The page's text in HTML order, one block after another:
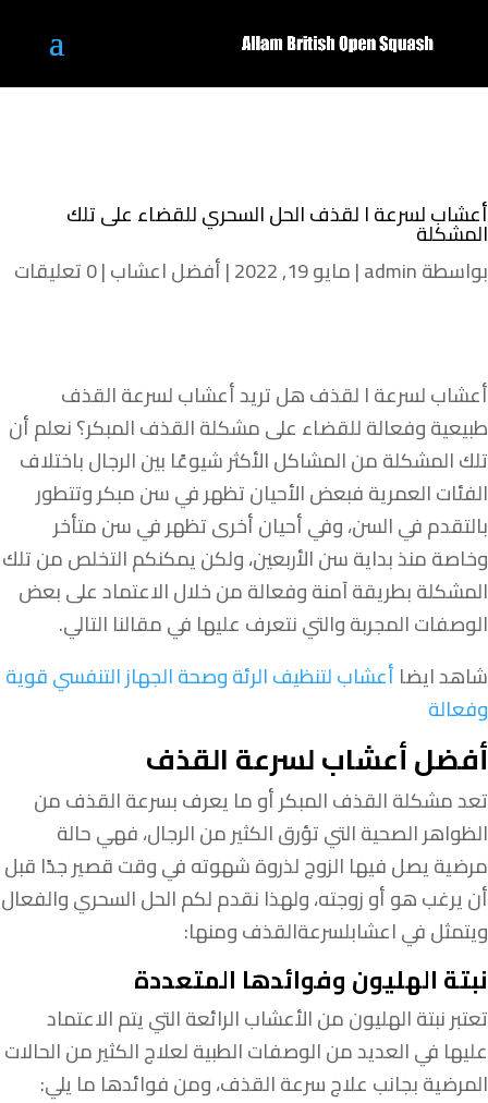
أعشاب لسرعة ا لقذف الحل السحري للقضاء على تلك
المشكلة
بواسطةadmin
|مايو 19, 2022 |أفضل اعشاب|0 تعليقات
أعشاب لسرعة ا لقذف هل تريد أعشاب لسرعة القذف
طبيعية وفعالة للقضاء على مشكلة القذف المبكر؟ نعلم أن
تلك المشكلة من المشاكل الأكثر شيوعًا بين الرجال باختلاف
الفئات العمرية فبعض الأحيان تظهر في سن مبكر وتتطور
بالتقدم في السن، وفي أحيان أخرى تظهر في سن متأخر
وخاصة منذ بداية سن الأربعين، ولكن يمكنكم التخلص من تلك
المشكلة بطريقة آمنة وفعالة من خلال الاعتماد على بعض
الوصفات المجربة والتي نتعرف عليها في مقالنا التالي.
شاهد ايضا أعشاب لتنظيف الرئة وصحة الجهاز التنفسي قوية
وفعالة
أفضل أعشاب لسرعة القذف
تعد مشكلة القذف المبكر أو ما يعرف بسرعة القذف من
الظواهر الصحية التي تؤرق الكثير من الرجال، فهي حالة
مرضية يصل فيها الزوج لذروة شهوته في وقت قصير جدًا قبل
أن يرغب هو أو زوجته، ولهذا نقدم لكم الحل السحري والفعال
ويتمثل في اعشابلسرعةالقذف ومنها:
نبتة الهليون وفوائدها المتعددة
تعتبر نبتة الهليون من الأعشاب الرائعة التي يتم الاعتماد
عليها في العديد من الوصفات الطبية لعلاج الكثير من الحالات
المرضية بجانب علاج سرعة القذف، ومن فوائدها ما يلي: